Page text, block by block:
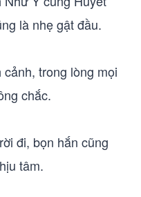
là nhẹ gật đầu.
trong lòng mọi
chắc.
đi, bọn hắn cũng
tâm.